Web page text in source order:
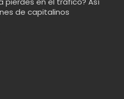
de capitalinos